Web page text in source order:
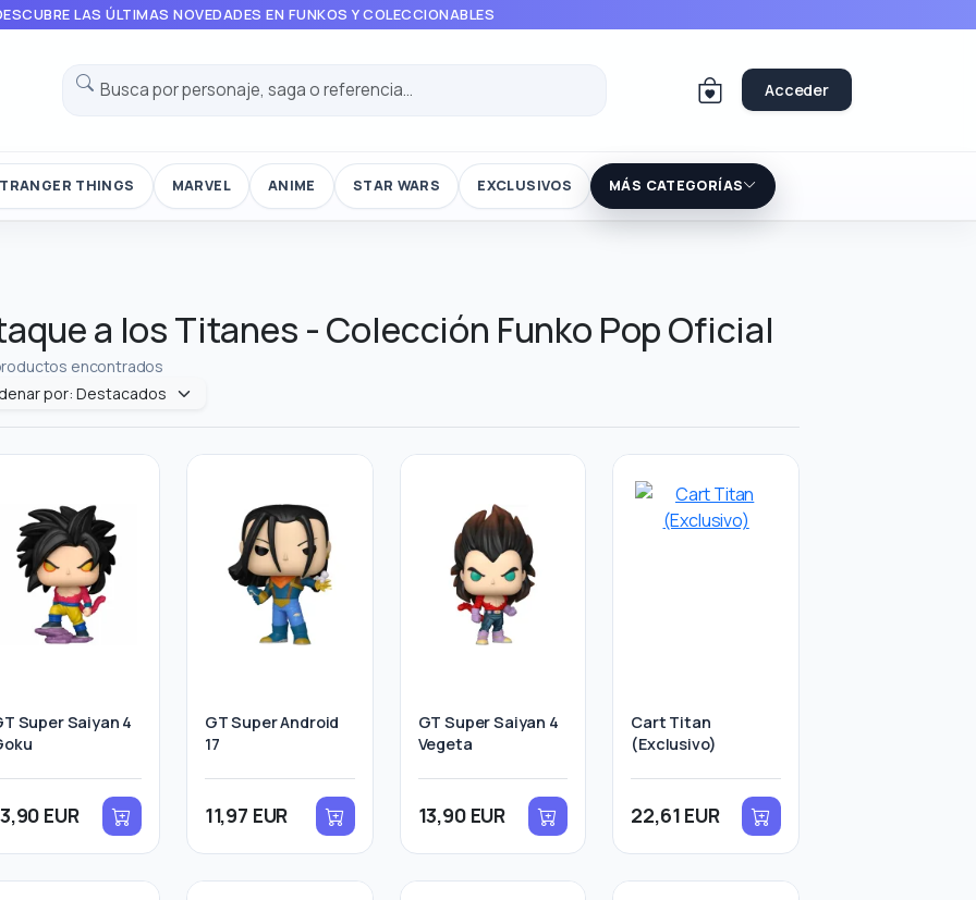
LAS ÚLTIMAS NOVEDADES EN FUNKOS Y COLECCIONABLES
Acceder
THINGS MARVEL ANIME STAR WARS EXCLUSIVOS MÁS CATEGORÍAS
a los Titanes - Colección Funko Pop Oficial
encontrados
Super Saiyan 4
EUR
GT Super Android
17
11,97 EUR
GT Super Saiyan 4
Vegeta
13,90 EUR
Cart Titan
(Exclusivo)
22,61 EUR